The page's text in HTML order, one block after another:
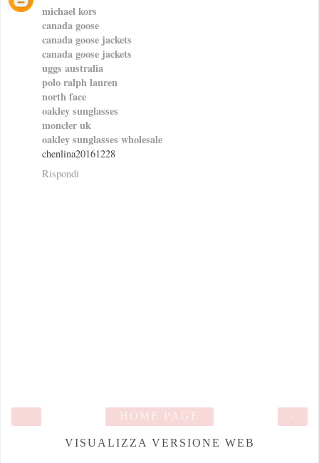
michael kors
canada goose
canada goose jackets
canada goose jackets
uggs australia
polo ralph lauren
north face
oakley sunglasses
moncler uk
oakley sunglasses wholesale
chenlina20161228
Rispondi
›
HOME PAGE
VISUALIZZA VERSIONE WEB